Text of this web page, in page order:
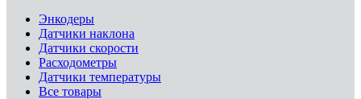
Энкодеры
Датчики наклона
Датчики скорости
Расходометры
Датчики температуры
Все товары